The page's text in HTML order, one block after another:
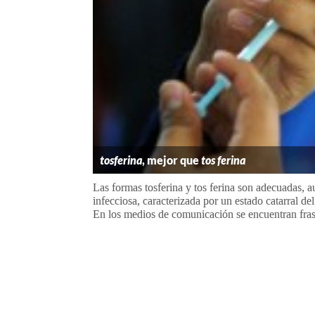
tosferina, mejor quetos ferina
Las formas tosferina y tos ferina son adecuadas,
infecciosa, caracterizada por un estado catarral
En los medios de comunicación se encuentran